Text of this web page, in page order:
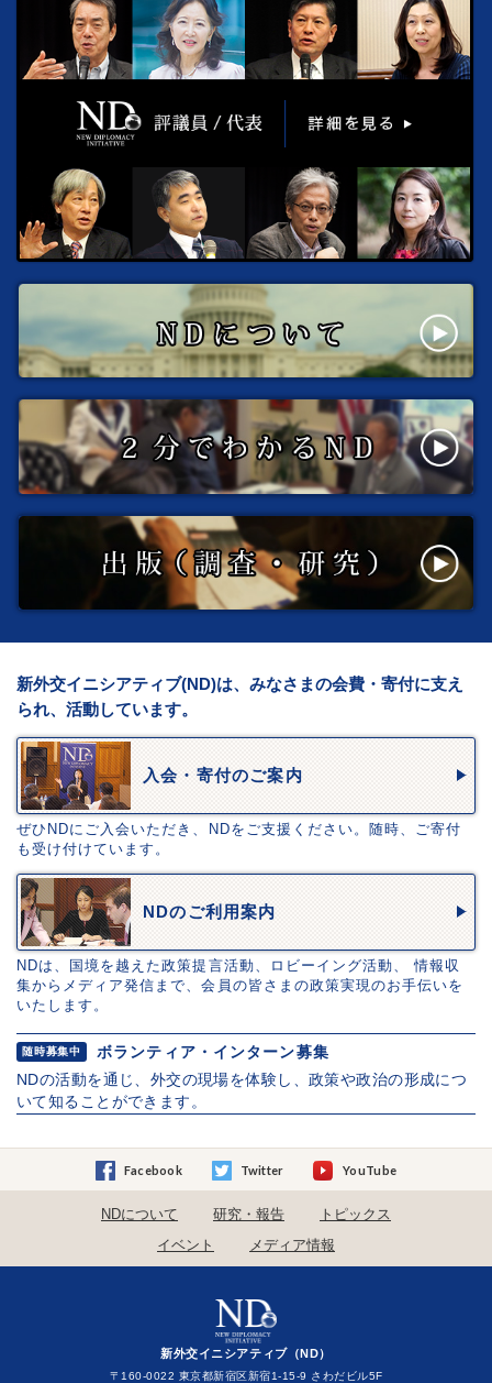
新外交イニシアティブ(ND)は、みなさまの会費・寄付に支え
られ、活動しています。
入会・寄付のご案内
ぜひNDにご入会いただき、NDをご支援ください。随時、ご寄付
も受け付けています。
NDのご利用案内
NDは、国境を越えた政策提言活動、ロビーイング活動、 情報収
集からメディア発信まで、会員の皆さまの政策実現のお手伝いを
いたします。
随時募集中
ボランティア・インターン募集
NDの活動を通じ、外交の現場を体験し、政策や政治の形成につ
いて知ることができます。
Facebook Twitter YouTube
NDについて 研究・報告
トピックス
イベント
メディア情報
新外交イニシアティブ（ND）
〒160-0022 東京都新宿区新宿1-15-9 さわだビル5F